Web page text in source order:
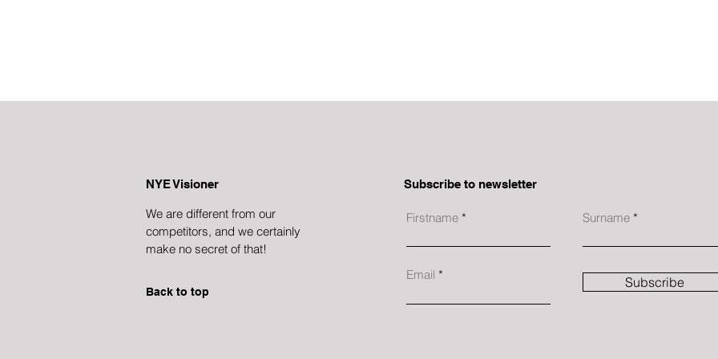
NYE Visioner
We are different from our
competitors, and we certainly
make no secret of that!
Back to top
Subscribe to newsletter
Firstname Surname
Email Subscribe